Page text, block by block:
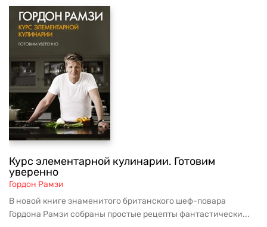
Курс элементарной кулинарии. Готовим
уверенно
Гордон Рамзи
В новой книге знаменитого британского шеф-повара
Гордона Рамзи собраны простые рецепты фантастически...